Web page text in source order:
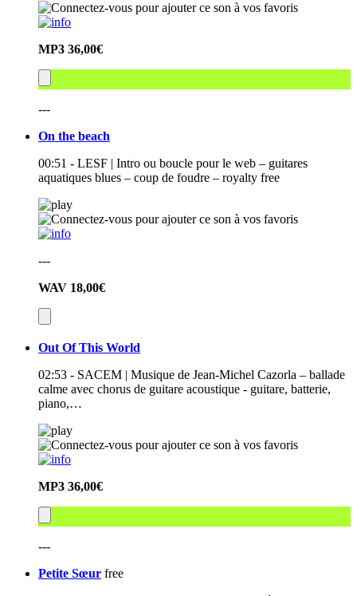
MP3 36,00€
---
On the beach
00:51 - LESF | Intro ou boucle pour le web – guitares
aquatiques blues – coup de foudre – royalty free
---
WAV 18,00€
Out Of This World
02:53 - SACEM | Musique de Jean-Michel Cazorla – ballade
calme avec chorus de guitare acoustique - guitare, batterie,
piano,…
MP3 36,00€
---
Petite Sœur free